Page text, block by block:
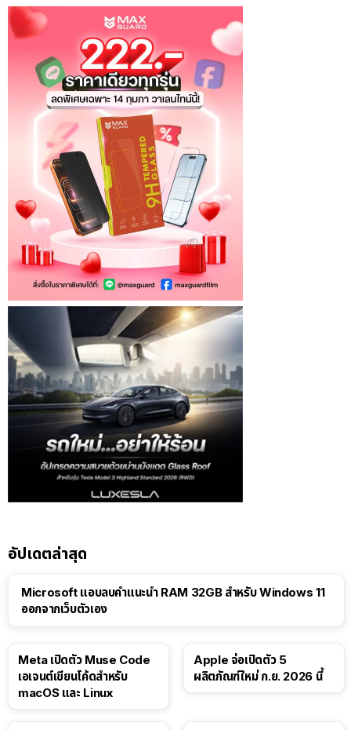
อัปเดตล่าสุด
Microsoft แอบลบคำแนะนำ RAM 32GB สำหรับ Windows 11
ออกจากเว็บตัวเอง
Meta เปิดตัว Muse Code
เอเจนต์เขียนโค้ดสำหรับ
macOS และ Linux
Apple จ่อเปิดตัว 5
ผลิตภัณฑ์ใหม่ ก.ย. 2026 นี้